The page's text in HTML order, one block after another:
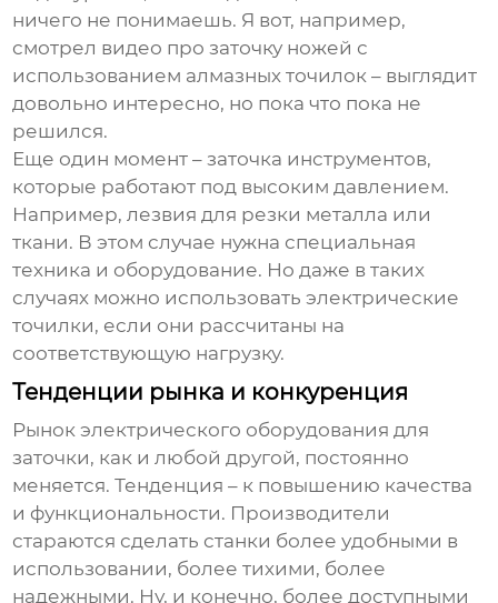
ничего не понимаешь. Я вот, например,
смотрел видео про заточку ножей с
использованием алмазных точилок – выглядит
довольно интересно, но пока что пока не
решился.
Еще один момент – заточка инструментов,
которые работают под высоким давлением.
Например, лезвия для резки металла или
ткани. В этом случае нужна специальная
техника и оборудование. Но даже в таких
случаях можно использовать электрические
точилки, если они рассчитаны на
соответствующую нагрузку.
Тенденции рынка и конкуренция
Рынокэлектрического оборудования для
заточки, как и любой другой, постоянно
меняется. Тенденция – к повышению качества
и функциональности. Производители
стараются сделать станки более удобными в
использовании, более тихими, более
надежными. Ну, и конечно, более доступными